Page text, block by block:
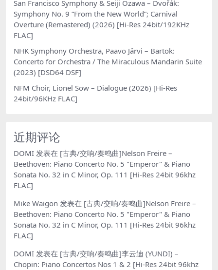
San Francisco Symphony & Seiji Ozawa – Dvořák:
Symphony No. 9 “From the New World”; Carnival
Overture (Remastered) (2026) [Hi-Res 24bit/192KHz
FLAC]
NHK Symphony Orchestra, Paavo Järvi – Bartok:
Concerto for Orchestra / The Miraculous Mandarin Suite
(2023) [DSD64 DSF]
NFM Choir, Lionel Sow – Dialogue (2026) [Hi-Res
24bit/96KHz FLAC]
近期评论
DOMI 发表在 [古典/交响/奏鸣曲]Nelson Freire –
Beethoven: Piano Concerto No. 5 "Emperor" & Piano
Sonata No. 32 in C Minor, Op. 111 [Hi-Res 24bit 96khz
FLAC]
Mike Waigon 发表在 [古典/交响/奏鸣曲]Nelson Freire –
Beethoven: Piano Concerto No. 5 "Emperor" & Piano
Sonata No. 32 in C Minor, Op. 111 [Hi-Res 24bit 96khz
FLAC]
DOMI 发表在 [古典/交响/奏鸣曲]李云迪 (YUNDI) –
Chopin: Piano Concertos Nos 1 & 2 [Hi-Res 24bit 96khz